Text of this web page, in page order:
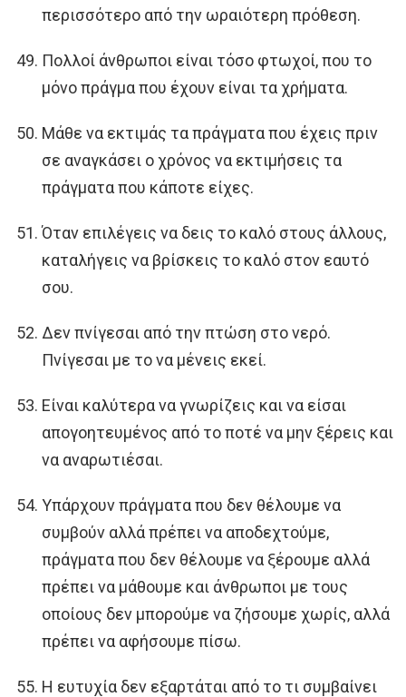
περισσότερο από την ωραιότερη πρόθεση.
Πολλοί άνθρωποι είναι τόσο φτωχοί, που το
μόνο πράγμα που έχουν είναι τα χρήματα.
Μάθε να εκτιμάς τα πράγματα που έχεις πριν
σε αναγκάσει ο χρόνος να εκτιμήσεις τα
πράγματα που κάποτε είχες.
Όταν επιλέγεις να δεις το καλό στους άλλους,
καταλήγεις να βρίσκεις το καλό στον εαυτό
σου.
Δεν πνίγεσαι από την πτώση στο νερό.
Πνίγεσαι με το να μένεις εκεί.
Είναι καλύτερα να γνωρίζεις και να είσαι
απογοητευμένος από το ποτέ να μην ξέρεις και
να αναρωτιέσαι.
Υπάρχουν πράγματα που δεν θέλουμε να
συμβούν αλλά πρέπει να αποδεχτούμε,
πράγματα που δεν θέλουμε να ξέρουμε αλλά
πρέπει να μάθουμε και άνθρωποι με τους
οποίους δεν μπορούμε να ζήσουμε χωρίς, αλλά
πρέπει να αφήσουμε πίσω.
Η ευτυχία δεν εξαρτάται από το τι συμβαίνει